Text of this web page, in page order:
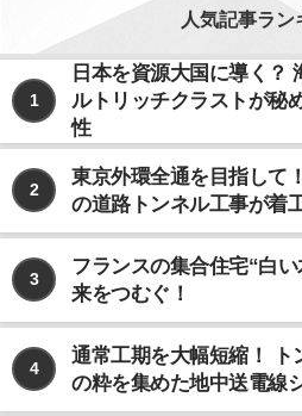
人気記事ラン
1
日本を資源大国に導く？
ルトリッチクラストが秘
性
2
東京外環全通を目指して
の道路トンネル工事が着
3
フランスの集合住宅“白
来をつむぐ！
4
通常工期を大幅短縮！ ト
の粋を集めた地中送電線